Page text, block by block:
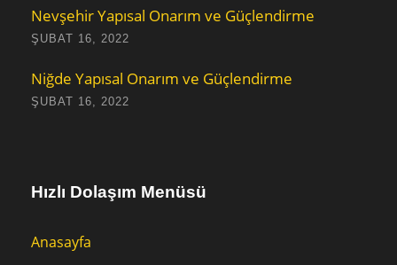
Nevşehir Yapısal Onarım ve Güçlendirme
ŞUBAT 16, 2022
Niğde Yapısal Onarım ve Güçlendirme
ŞUBAT 16, 2022
Hızlı Dolaşım Menüsü
Anasayfa